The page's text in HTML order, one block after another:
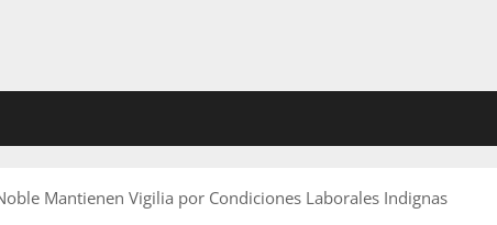
Mantienen Vigilia por Condiciones Laborales Indignas